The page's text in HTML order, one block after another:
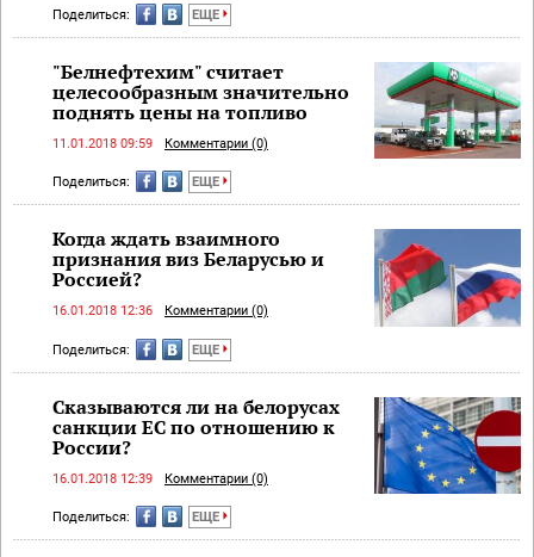
Поделиться: ЕЩЕ
"Белнефтехим" считает
целесообразным значительно
поднять цены на топливо
11.01.2018 09:59 Комментарии (0)
Поделиться: ЕЩЕ
Когда ждать взаимного
признания виз Беларусью и
Россией?
16.01.2018 12:36 Комментарии (0)
Поделиться: ЕЩЕ
Сказываются ли на белорусах
санкции ЕС по отношению к
России?
16.01.2018 12:39 Комментарии (0)
Поделиться: ЕЩЕ